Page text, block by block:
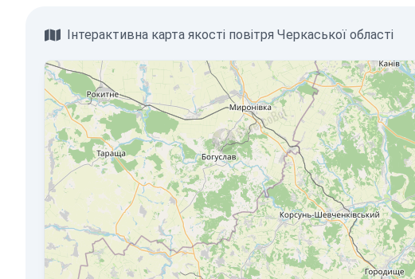
Інтерактивна карта якості повітря Черкаської області